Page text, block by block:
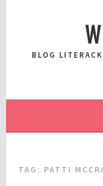
BLOG
TAG: PATTI